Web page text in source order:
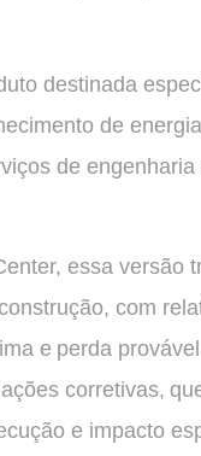
destinada
de
de
essa versão
com
e perda
corretivas,
e impacto